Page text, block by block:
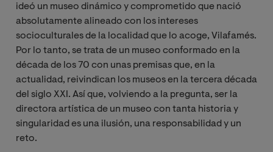
ideó un museo dinámico y comprometido que nació
absolutamente alineado con los intereses
socioculturales de la localidad que lo acoge, Vilafamés.
Por lo tanto, se trata de un museo conformado en la
década de los 70 con unas premisas que, en la
actualidad, reivindican los museos en la tercera década
del siglo XXI. Así que, volviendo a la pregunta, ser la
directora artística de un museo con tanta historia y
singularidad es una ilusión, una responsabilidad y un
reto.